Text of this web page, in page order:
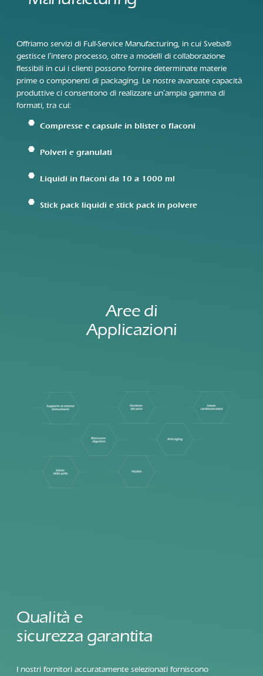
Offriamo servizi di Full-Service Manufacturing, in cui Sveba®
gestisce l’intero processo, oltre a modelli di collaborazione
flessibili in cui i clienti possono fornire determinate materie
prime o componenti di packaging. Le nostre avanzate capacità
produttive ci consentono di realizzare un’ampia gamma di
formati, tra cui:
Compresse e capsule in blister o flaconi
Polveri e granulati
Liquidi in flaconi da 10 a 1000 ml
Stick pack liquidi e stick pack in polvere
Aree di
Applicazioni
Qualità e
sicurezza garantita
I nostri fornitori accuratamente selezionati forniscono